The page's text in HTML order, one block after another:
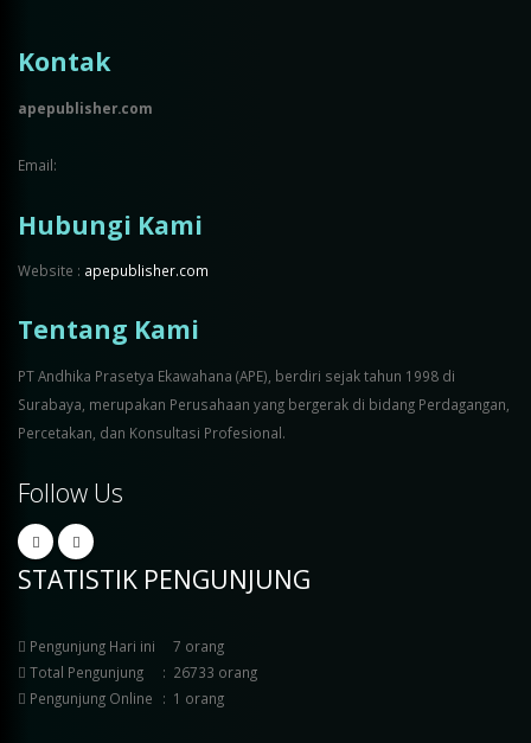
Kontak
apepublisher.com
Email:
Hubungi Kami
Website : apepublisher.com
Tentang Kami
PT Andhika Prasetya Ekawahana (APE), berdiri sejak tahun 1998 di
Surabaya, merupakan Perusahaan yang bergerak di bidang Perdagangan,
Percetakan, dan Konsultasi Profesional.
Follow Us
STATISTIK PENGUNJUNG
Pengunjung Hari ini
7 orang
Total Pengunjung
: 26733 orang
Pengunjung Online
: 1 orang